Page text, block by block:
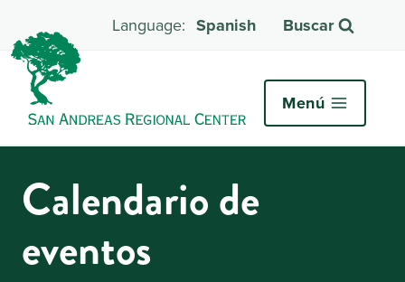
Spanish Buscar
Menú
Calendario de
eventos